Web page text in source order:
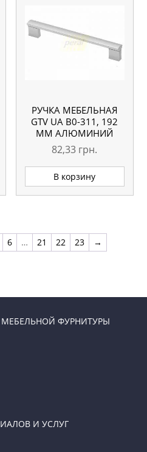
РУЧКА МЕБЕЛЬНАЯ
GTV UA B0-311, 192
ММ АЛЮМИНИЙ
82,33 грн.
В корзину
6 … 21 22 23 →
ФУРНИТУРЫ
И УСЛУГ